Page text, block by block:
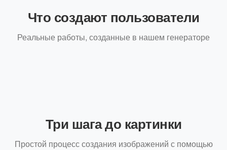
Что создают пользователи
Реальные работы, созданные в нашем генераторе
Три шага до картинки
Простой процесс создания изображений с помощью